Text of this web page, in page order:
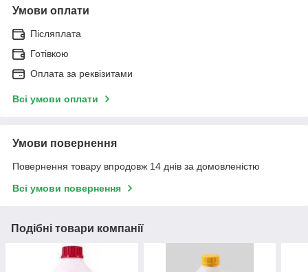
Умови оплати
Післяплата
Готівкою
Оплата за реквізитами
Всі умови оплати
Умови повернення
Повернення товару впродовж 14 днів за домовленістю
Всі умови повернення
Подібні товари компанії